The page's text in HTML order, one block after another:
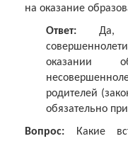
на оказание
Ответ: Да,
оказании
родителей
обязательно
Вопрос: Какие